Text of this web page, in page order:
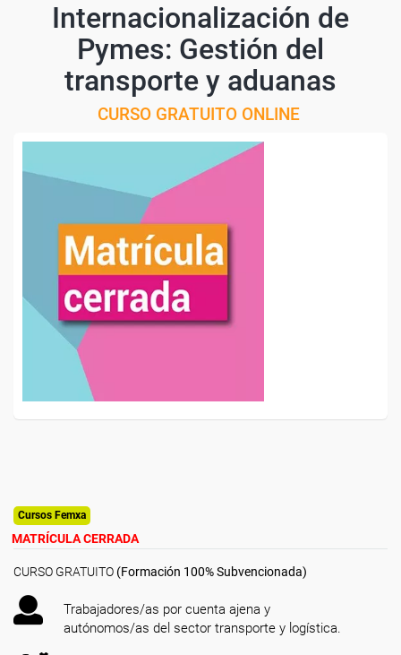
Internacionalización de
Pymes: Gestión del
transporte y aduanas
CURSO GRATUITO ONLINE
Cursos Femxa
MATRÍCULA CERRADA
CURSO GRATUITO (Formación 100% Subvencionada)
Trabajadores/as por cuenta ajena y
autónomos/as del sector transporte y logística.